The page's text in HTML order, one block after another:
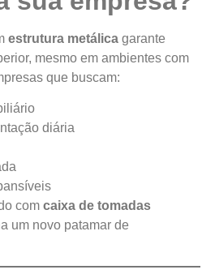
estrutura metálica garante
mesmo em ambientes com
que buscam:
diária
com caixa de tomadas
um novo patamar de